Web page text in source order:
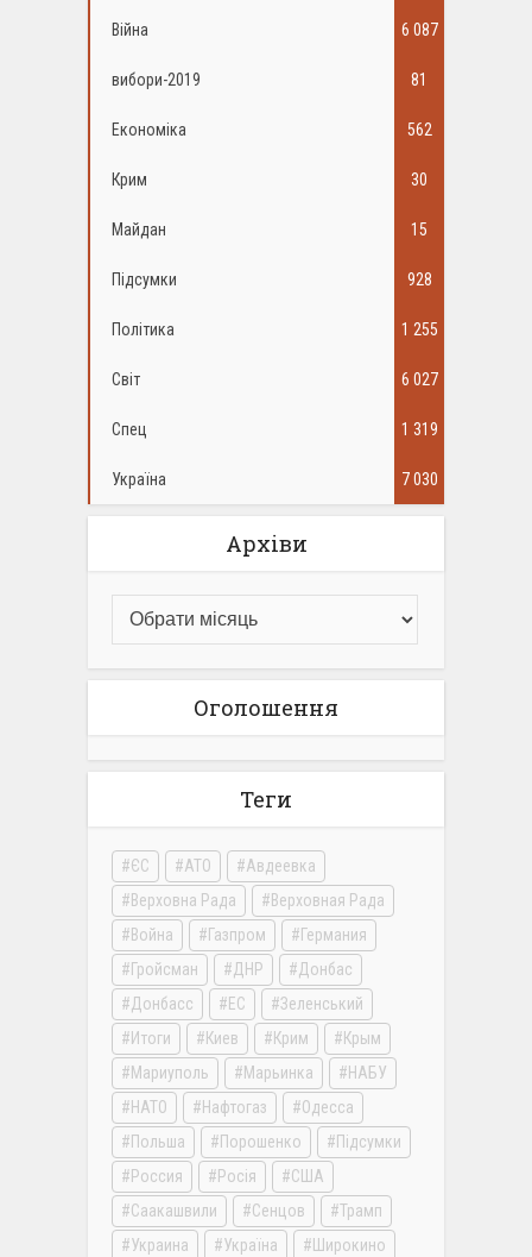
Війна 6 087
вибори-2019 81
Економіка 562
Крим 30
Майдан 15
Підсумки 928
Політика 1 255
Світ 6 027
Спец 1 319
Україна 7 030
Архіви
Оголошення
Теги
ЄС АТО
Авдеевка
Верховна Рада
Верховная Рада
Война
Газпром
Германия
Гройсман
ДНР
Донбас
Донбасс
ЕС
Зеленський
Итоги
Киев Крим
Крым
Мариуполь
Марьинка
НАБУ
НАТО
Нафтогаз
Одесса
Польша
Порошенко
Підсумки
Россия
Росія
США
Саакашвили
Сенцов
Трамп
Украина
Україна Широкино